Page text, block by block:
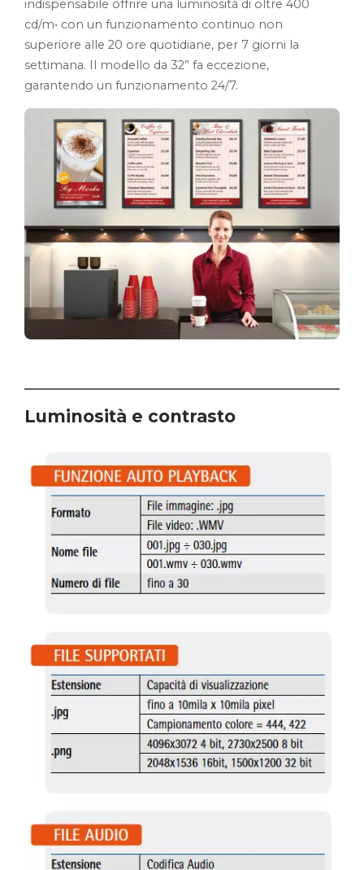
indispensabile offrire una luminosità di oltre 400
cd/m• con un funzionamento continuo non
superiore alle 20 ore quotidiane, per 7 giorni la
settimana. Il modello da 32” fa eccezione,
garantendo un funzionamento 24/7.
Luminosità e contrasto